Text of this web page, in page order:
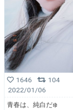
1646
104
2022/01/06
青春は、純白だ❄️